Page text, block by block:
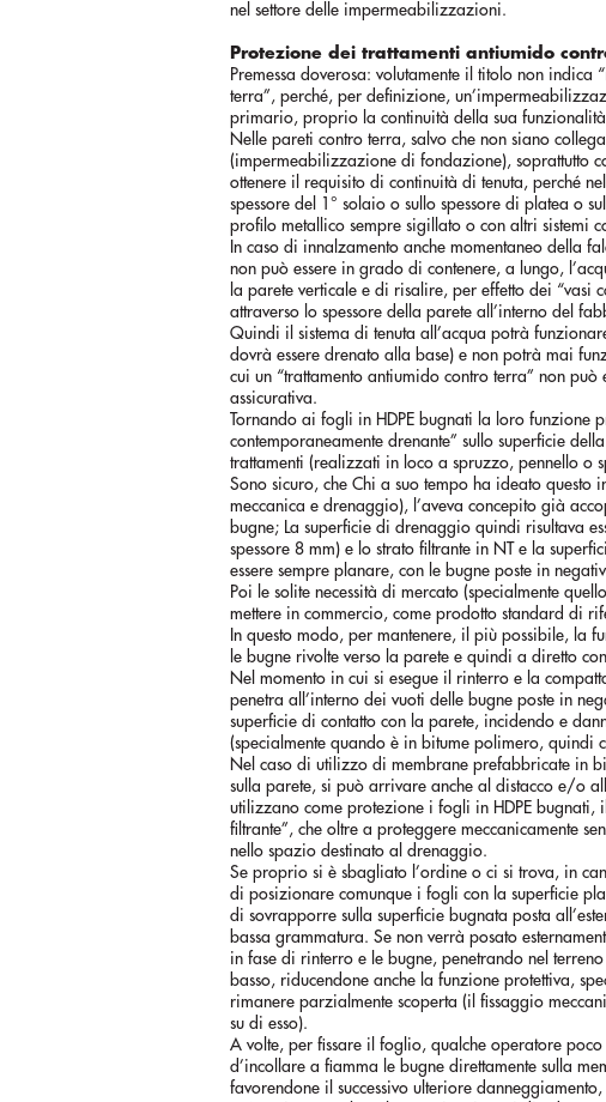
nel settore delle impermeabilizzazioni.
Protezione dei trattamenti antiumido
Premessa doverosa: volutamente il titolo non
terra”, perché, per definizione,
primario, proprio la continuità della sua
Nelle pareti contro terra, salvo che non siano
(impermeabilizzazione di fondazione), soprattutto
ottenere il requisito di continuità di tenuta, perché
spessore del 1° solaio o sullo spessore di platea o
profilo metallico sempre sigillato o con altri sistemi
In caso di innalzamento anche momentaneo della
non può essere in grado di contenere, a lungo,
la parete verticale e di risalire, per effetto dei “vasi
attraverso lo spessore della parete all’interno del
Quindi il sistema di tenuta all’acqua potrà
dovrà essere drenato alla base) e non potrà mai
cui un “trattamento antiumido contro terra” non
assicurativa.
Tornando ai fogli in HDPE bugnati la loro funzione
contemporaneamente drenante” sullo superficie
trattamenti (realizzati in loco a spruzzo, pennello o
Sono sicuro, che Chi a suo tempo ha ideato questo
meccanica e drenaggio), l’aveva concepito già
bugne; La superficie di drenaggio quindi risultava
spessore 8 mm) e lo strato filtrante in NT e la
essere sempre planare, con le bugne poste in
Poi le solite necessità di mercato (specialmente
mettere in commercio, come prodotto standard di
In questo modo, per mantenere, il più possibile, la
le bugne rivolte verso la parete e quindi a diretto
Nel momento in cui si esegue il rinterro e la
penetra all’interno dei vuoti delle bugne poste in
superficie di contatto con la parete, incidendo e
(specialmente quando è in bitume polimero, quindi
Nel caso di utilizzo di membrane prefabbricate in
sulla parete, si può arrivare anche al distacco e/o
utilizzano come protezione i fogli in HDPE
filtrante”, che oltre a proteggere meccanicamente
nello spazio destinato al drenaggio.
Se proprio si è sbagliato l’ordine o ci si trova, in
di posizionare comunque i fogli con la superficie
di sovrapporre sulla superficie bugnata posta
bassa grammatura. Se non verrà posato
in fase di rinterro e le bugne, penetrando nel
basso, riducendone anche la funzione protettiva,
rimanere parzialmente scoperta (il fissaggio
su di esso).
A volte, per fissare il foglio, qualche operatore
d’incollare a fiamma le bugne direttamente sulla
favorendone il successivo ulteriore